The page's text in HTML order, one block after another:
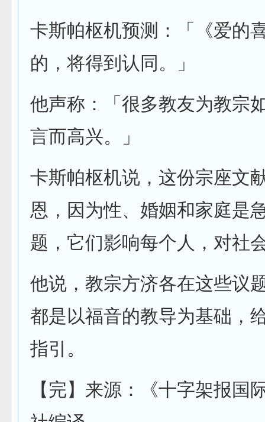
卡斯帕枢机预测：「《爱的
的，将得到认同。」
他声称：「很多教友为教宗
言而高兴。」
卡斯帕枢机说，这份宗座文
恩，因为性、婚姻和家庭是
题，它们影响每个人，对社
他说，教宗方济各在这些议
都是以福音的教导为基础，
指引。
【完】来源：《十字架报国